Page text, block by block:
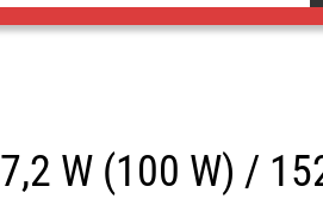
W (100 W) /